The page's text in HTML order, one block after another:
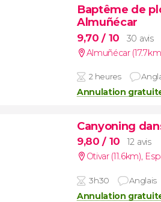
Baptême de
Almuñécar
9,70/ 10
30 avis
Almuñécar
2 heures
Annulation
Canyoning
9,80/ 10
12 avis
Otivar (11.6km),
3h30 Anglais
Annulation